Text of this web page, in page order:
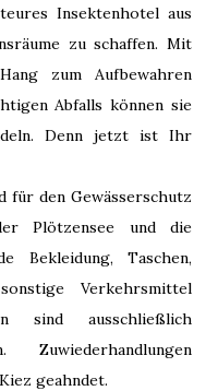
Insektenhotel aus
zu schaffen. Mit
zum Aufbewahren
Abfalls können sie
Denn jetzt ist Ihr
den Gewässerschutz
Plötzensee und die
Bekleidung, Taschen,
Verkehrsmittel
sind ausschließlich
Zuwiederhandlungen
geahndet.